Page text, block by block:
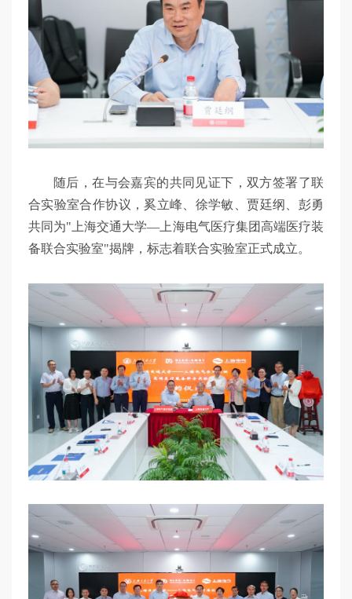
随后，在与会嘉宾的共同见证下，双方签署了联
合实验室合作协议，奚立峰、徐学敏、贾廷纲、彭勇
共同为"上海交通大学—上海电气医疗集团高端医疗装
备联合实验室"揭牌，标志着联合实验室正式成立。